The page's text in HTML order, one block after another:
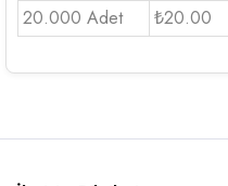
20.000 Adet
₺20.00